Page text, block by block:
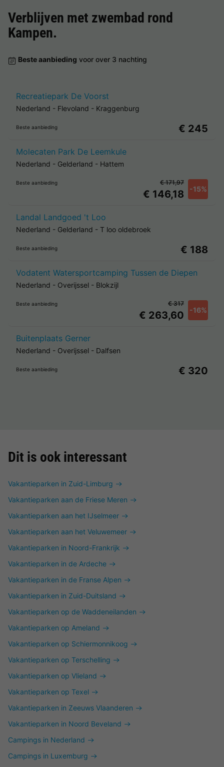
Verblijven met zwembad rond
Kampen.
Beste aanbieding voor over 3 nachting
Recreatiepark De Voorst
Nederland - Flevoland - Kraggenburg
Beste aanbieding € 245
Molecaten Park De Leemkule
Nederland - Gelderland - Hattem
Beste aanbieding
€ 146,18 -15%
€ 171,97
Landal Landgoed 't Loo
Nederland - Gelderland - T loo oldebroek
Beste aanbieding € 188
Vodatent Watersportcamping Tussen de Diepen
Nederland - Overijssel - Blokzijl
Beste aanbieding
€ 263,60 -16%
€ 317
Buitenplaats Gerner
Nederland - Overijssel - Dalfsen
Beste aanbieding € 320
Dit is ook interessant
Vakantieparken in Zuid-Limburg
Vakantieparken aan de Friese Meren
Vakantieparken aan het IJselmeer
Vakantieparken aan het Veluwemeer
Vakantieparken in Noord-Frankrijk
Vakantieparken in de Ardeche
Vakantieparken in de Franse Alpen
Vakantieparken in Zuid-Duitsland
Vakantieparken op de Waddeneilanden
Vakantieparken op Ameland
Vakantieparken op Schiermonnikoog
Vakantieparken op Terschelling
Vakantieparken op Vlieland
Vakantieparken op Texel
Vakantieparken in Zeeuws Vlaanderen
Vakantieparken in Noord Beveland
Campings in Nederland
Campings in Luxemburg